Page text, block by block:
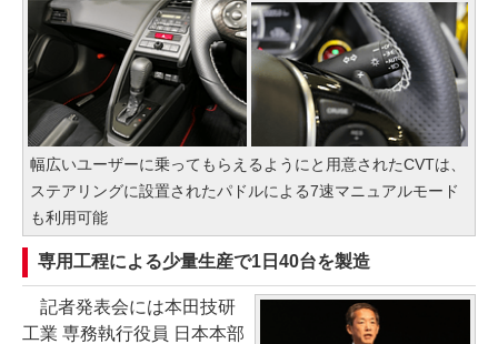
幅広いユーザーに乗ってもらえるようにと用意されたCVTは、
ステアリングに設置されたパドルによる7速マニュアルモード
も利用可能
専用工程による少量生産で1日40台を製造
記者発表会には本田技研
工業 専務執行役員 日本本部